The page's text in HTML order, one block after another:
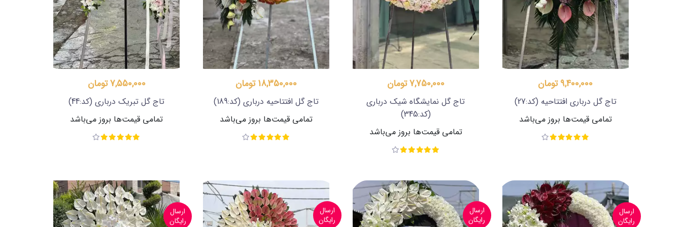
9,400,000 تومان
تاج گل درباری افتتاحیه (کد:27)
تمامی قیمت‌ها بروز می‌باشد
7,750,000 تومان
تاج گل نمایشگاه شیک درباری
(کد:345)
تمامی قیمت‌ها بروز می‌باشد
18,350,000 تومان
تاج گل افتتاحیه درباری (کد:189)
تمامی قیمت‌ها بروز می‌باشد
7,550,000 تومان
تاج گل تبریک درباری (کد:44)
تمامی قیمت‌ها بروز می‌باشد
ارسال
رایگان
ارسال
رایگان
ارسال
رایگان
ارسال
رایگان